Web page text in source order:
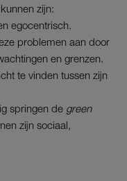
zijn:
egocentrisch.
problemen aan door
en grenzen.
te vinden tussen zijn
springen de green
zijn sociaal,